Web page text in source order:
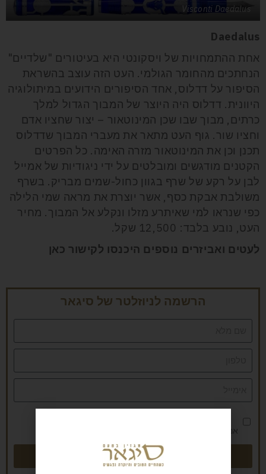
Visconti Daedalus
Daedalus
אחת ההתמחויות של ויסקונטי היא בעיטורים "שלדיים"
הנחתכים מהחומר הגולמי. העט הזה עוצב בהשראת
הסיפור על דדלוס, אחד הסיפורים הידועים במיתולוגיה
היוונית. דדלוס היה היוצר של המבוך הגדול למלך
כרתים, מבוך שבו שכן המינוטאור – יצור שחציו אדם
וחציו שור. גוף העט מתאר את מעברי המבוך שדדלוס
תכנן וכן את המינוטאור מזרה האימה. כל הפרטים
הקטנים מודגשים ומובלטים על ידי ניגודיות של אמייל
לבן על רקע של שרף בגוון כחול-שמים מבריק. בשרף
משולבת אבקת כסף, אשר יוצרת את מראה שמי הלילה
כפי שנראו למי שאיתרע מזלו ונקלע אל המבוך. מחיר
העט, נובע בלבד: 12,500 שקל.
לעטים ואביזרים נוספים היכנסו לקישור כאן
הרשמה לניוזלטר של סיגאר
אני מאשר/ת את
שליחה